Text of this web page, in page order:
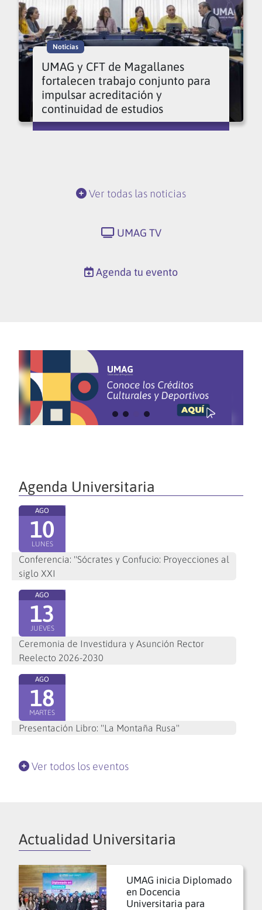
Noticias
UMAG y CFT de Magallanes
fortalecen trabajo conjunto para
impulsar acreditación y
continuidad de estudios
Ver todas las noticias
UMAG TV
Agenda tu evento
Agenda Universitaria
AGO
10
LUNES
Conferencia: "Sócrates y Confucio: Proyecciones al
siglo XXI
AGO
13
JUEVES
Ceremonia de Investidura y Asunción Rector
Reelecto 2026-2030
AGO
18
MARTES
Presentación Libro: "La Montaña Rusa"
Ver todos los eventos
Actualidad Universitaria
UMAG inicia Diplomado
en Docencia
Universitaria para